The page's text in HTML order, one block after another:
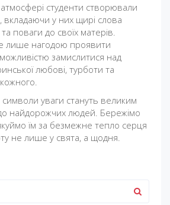
атмосфері студенти створювали
вкладаючи у них щирі слова
поваги до своїх матерів.
лише нагодою проявити
замислитися над
любові, турботи та
символи уваги стануть великим
найдорожчих людей. Бережімо
їм за безмежне тепло серця
не лише у свята, а щодня.